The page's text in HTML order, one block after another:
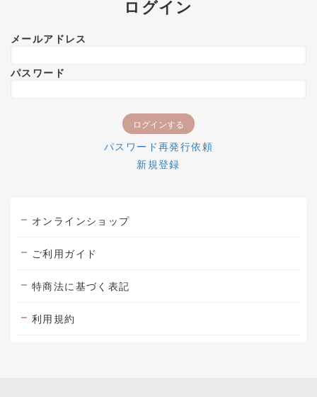
ログイン
メールアドレス
パスワード
パスワード再発行依頼
新規登録
オンラインショップ
ご利用ガイド
特商法に基づく表記
利用規約